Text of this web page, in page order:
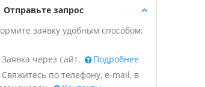
Отправьте запрос
заявку удобным способом:
Заявка через сайт.
Подробнее
Свяжитесь по телефону, e-mail, в